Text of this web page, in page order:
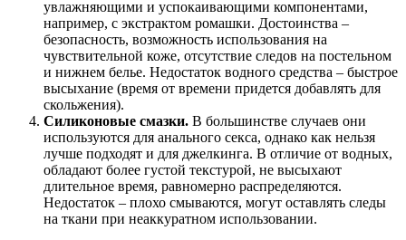
увлажняющими и успокаивающими компонентами,
например, с экстрактом ромашки. Достоинства –
безопасность, возможность использования на
чувствительной коже, отсутствие следов на постельном
и нижнем белье. Недостаток водного средства – быстрое
высыхание (время от времени придется добавлять для
скольжения).
Силиконовые смазки. В большинстве случаев они
используются для анального секса, однако как нельзя
лучше подходят и для джелкинга. В отличие от водных,
обладают более густой текстурой, не высыхают
длительное время, равномерно распределяются.
Недостаток – плохо смываются, могут оставлять следы
на ткани при неаккуратном использовании.